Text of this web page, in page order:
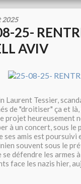
2025
25-
AVIV
Laurent Tessier,
de "droitiser" ça et
projet heureusement
à un concert, sous le
ses amis est
souvent sous le
défendre les armes
face les nazis hier,